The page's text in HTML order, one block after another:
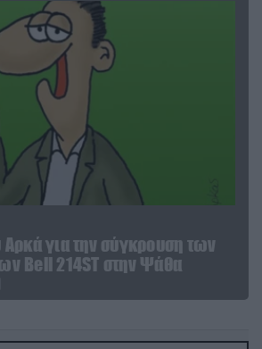
Αρκά για την σύγκρουση των
Bell 214ST στην Ψάθα